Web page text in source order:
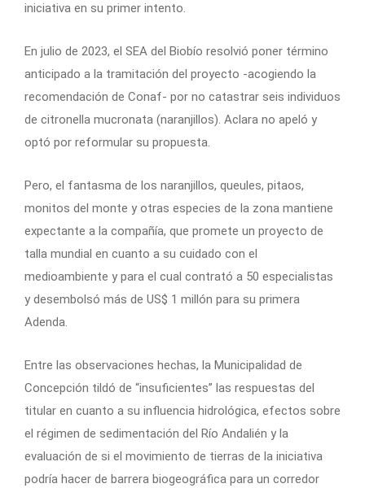
iniciativa en su primer intento.
En julio de 2023, el SEA del Biobío resolvió poner término
anticipado a la tramitación del proyecto -acogiendo la
recomendación de Conaf- por no catastrar seis individuos
de citronella mucronata (naranjillos). Aclara no apeló y
optó por reformular su propuesta.
Pero, el fantasma de los naranjillos, queules, pitaos,
monitos del monte y otras especies de la zona mantiene
expectante a la compañía, que promete un proyecto de
talla mundial en cuanto a su cuidado con el
medioambiente y para el cual contrató a 50 especialistas
y desembolsó más de US$ 1 millón para su primera
Adenda.
Entre las observaciones hechas, la Municipalidad de
Concepción tildó de “insuficientes” las respuestas del
titular en cuanto a su influencia hidrológica, efectos sobre
el régimen de sedimentación del Río Andalién y la
evaluación de si el movimiento de tierras de la iniciativa
podría hacer de barrera biogeográfica para un corredor